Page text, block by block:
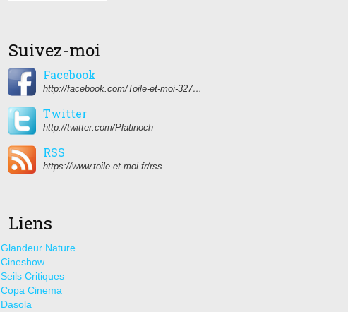
Suivez-moi
Facebook
http://facebook.com/Toile-et-moi-327459350627274/
Twitter
http://twitter.com/Platinoch
RSS
https://www.toile-et-moi.fr/rss
Liens
Glandeur Nature
Cineshow
Seils Critiques
Copa Cinema
Dasola